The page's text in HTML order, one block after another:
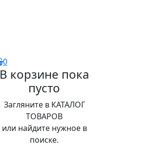
0
В корзине пока
пусто
Загляните в КАТАЛОГ
ТОВАРОВ
или найдите нужное в
поиске.